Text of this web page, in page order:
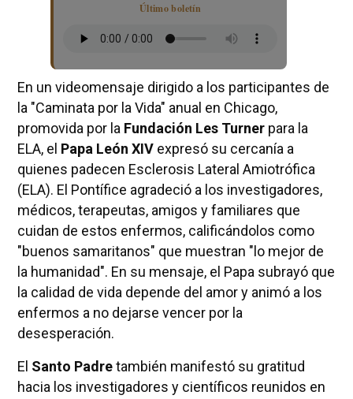
Último boletín
En un videomensaje dirigido a los participantes de
la "Caminata por la Vida" anual en Chicago,
promovida por la Fundación Les Turnerpara la
ELA, el Papa León XIVexpresó su cercanía a
quienes padecen Esclerosis Lateral Amiotrófica
(ELA). El Pontífice agradeció a los investigadores,
médicos, terapeutas, amigos y familiares que
cuidan de estos enfermos, calificándolos como
"buenos samaritanos" que muestran "lo mejor de
la humanidad". En su mensaje, el Papa subrayó que
la calidad de vida depende del amor y animó a los
enfermos a no dejarse vencer por la
desesperación.
El Santo Padretambién manifestó su gratitud
hacia los investigadores y científicos reunidos en